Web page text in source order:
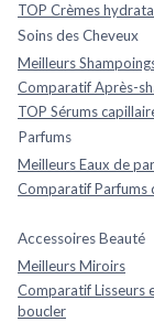
TOP Crèmes
Soins des Cheveux
Meilleurs
Comparatif Après-
TOP Sérums
Parfums
Meilleurs Eaux de
Comparatif Parfums
Accessoires Beauté
Meilleurs Miroirs
Comparatif Lisseurs
boucler